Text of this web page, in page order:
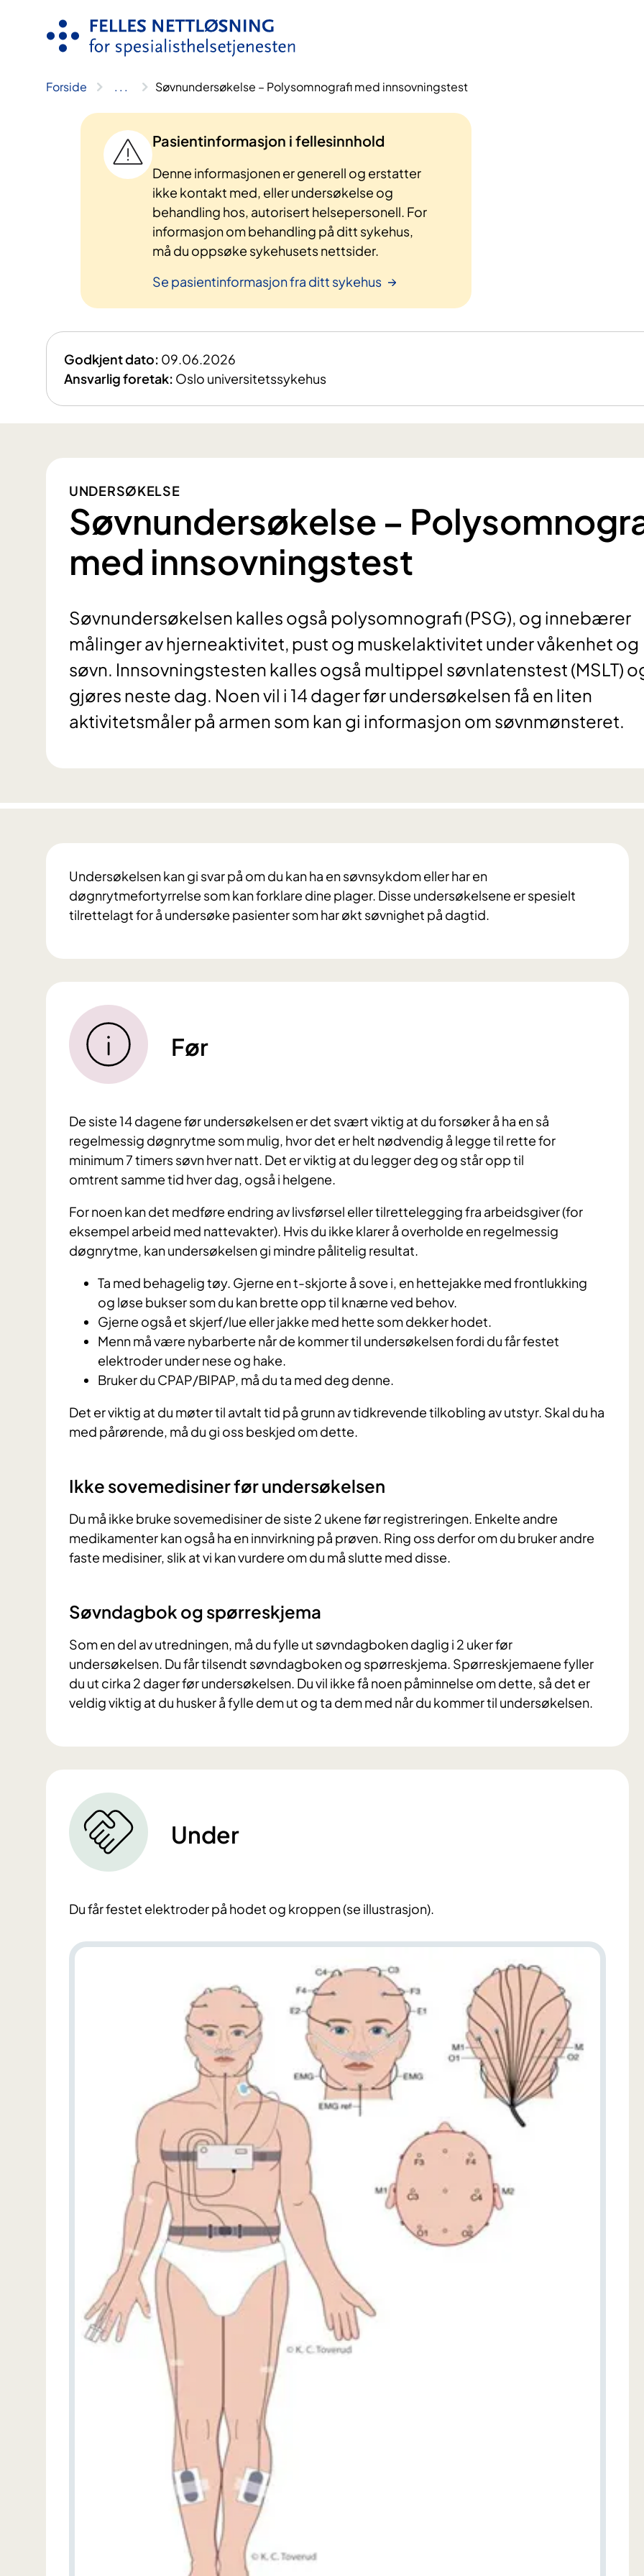
Forside .. . Søvnundersøkelse – Polysomnografi med innsovningstest
Pasientinformasjon i fellesinnhold
Denne informasjonen er generell og erstatter
ikke kontakt med, eller undersøkelse og
behandling hos, autorisert helsepersonell. For
informasjon om behandling på ditt sykehus,
må du oppsøke sykehusets nettsider.
Se pasientinformasjon fra ditt sykehus
Godkjent dato: 09.06.2026
Ansvarlig foretak: Oslo universitetssykehus
UNDERSØKELSE
Søvnundersøkelse –
med innsovningstest
Søvnundersøkelsen kalles også polysomnografi (PSG), og innebærer
målinger av hjerneaktivitet, pust og muskelaktivitet under våkenhet og
søvn. Innsovningstesten kalles også multippel søvnlatenstest (MSLT)
gjøres neste dag. Noen vil i 14 dager før undersøkelsen få en liten
aktivitetsmåler på armen som kan gi informasjon om søvnmønsteret.
Undersøkelsen kan gi svar på om du kan ha en søvnsykdom eller har en
døgnrytmefortyrrelse som kan forklare dine plager. Disse undersøkelsene er spesielt
tilrettelagt for å undersøke pasienter som har økt søvnighet på dagtid.
Før
De siste 14 dagene før undersøkelsen er det svært viktig at du forsøker å ha en så
regelmessig døgnrytme som mulig, hvor det er helt nødvendig å legge til rette for
minimum 7 timers søvn hver natt. Det er viktig at du legger deg og står opp til
omtrent samme tid hver dag, også i helgene.
For noen kan det medføre endring av livsførsel eller tilrettelegging fra arbeidsgiver (for
eksempel arbeid med nattevakter). Hvis du ikke klarer å overholde en regelmessig
døgnrytme, kan undersøkelsen gi mindre pålitelig resultat.
Ta med behagelig tøy. Gjerne en t-skjorte å sove i, en hettejakke med frontlukking
og løse bukser som du kan brette opp til knærne ved behov.
Gjerne også et skjerf/lue eller jakke med hette som dekker hodet.
Menn må være nybarberte når de kommer til undersøkelsen fordi du får festet
elektroder under nese og hake.
Bruker du CPAP/BIPAP, må du ta med deg denne.
Det er viktig at du møter til avtalt tid på grunn av tidkrevende tilkobling av utstyr. Skal du ha
med pårørende, må du gi oss beskjed om dette.
Ikke sovemedisiner før undersøkelsen
Du må ikke bruke sovemedisiner de siste 2 ukene før registreringen. Enkelte andre
medikamenter kan også ha en innvirkning på prøven. Ring oss derfor om du bruker andre
faste medisiner, slik at vi kan vurdere om du må slutte med disse.
Søvndagbok og spørreskjema
Som en del av utredningen, må du fylle ut søvndagboken daglig i 2 uker før
undersøkelsen. Du får tilsendt søvndagboken og spørreskjema. Spørreskjemaene fyller
du ut cirka 2 dager før undersøkelsen. Du vil ikke få noen påminnelse om dette, så det er
veldig viktig at du husker å fylle dem ut og ta dem med når du kommer til undersøkelsen.
Under
Du får festet elektroder på hodet og kroppen (se illustrasjon).